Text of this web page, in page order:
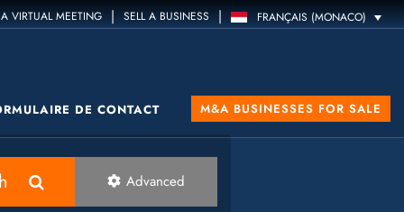
VIRTUAL MEETING | SELL A BUSINESS | FRANÇAIS (MONACO)
DE CONTACT M&A BUSINESSES FOR SALE
Advanced